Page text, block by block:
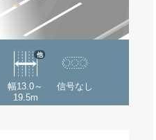
幅13.0～
19.5m
他
信号なし